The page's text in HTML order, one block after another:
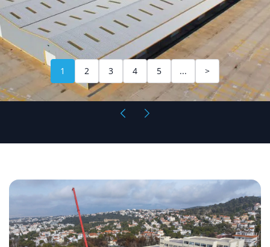
1 2 3 4 5 ... >
Κλειστό
Γυμναστήριο
Πεντέλης